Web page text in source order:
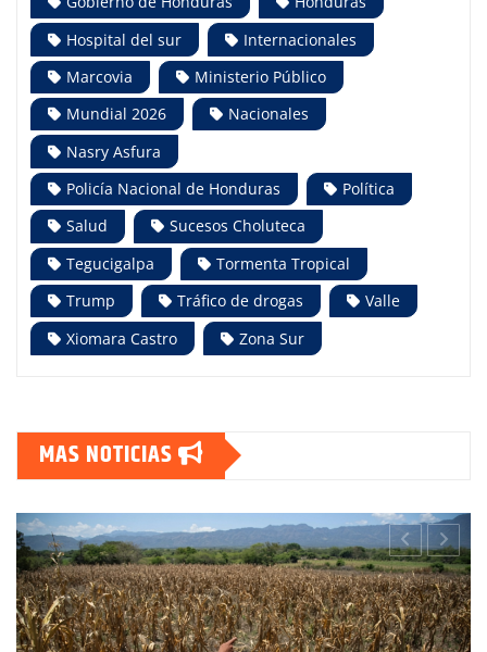
Hospital del sur
Internacionales
Marcovia
Ministerio Público
Mundial 2026
Nacionales
Nasry Asfura
Policía Nacional de Honduras
Política
Salud
Sucesos Choluteca
Tegucigalpa
Tormenta Tropical
Trump
Tráfico de drogas
Valle
Xiomara Castro
Zona Sur
MAS NOTICIAS